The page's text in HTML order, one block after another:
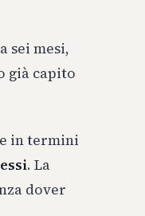
sei mesi,
già capito
in termini
. La
dover